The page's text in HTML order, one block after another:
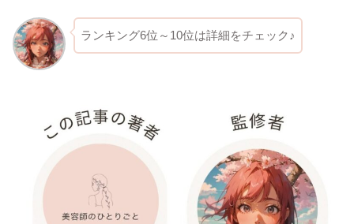
ランキング6位～10位は詳細をチェック♪